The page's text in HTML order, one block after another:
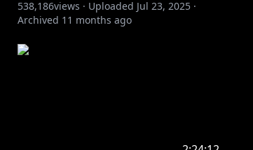
538,186views · Uploaded Jul 23, 2025 ·
Archived 11 months ago